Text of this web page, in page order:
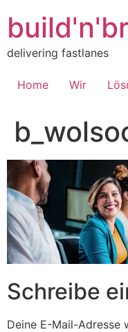
springen
delivering fastlanes
Home Wir
Schreibe
Deine E-Mail-